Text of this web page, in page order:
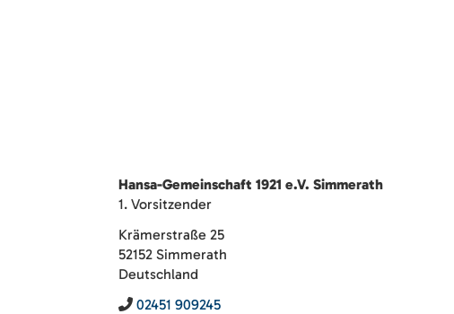
Hansa-Gemeinschaft 1921 e.V. Simmerath
1. Vorsitzender
Krämerstraße 25
52152 Simmerath
Deutschland
02451 909245